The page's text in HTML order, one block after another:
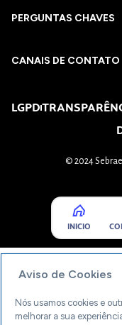
PERGUNTAS CHAVES​
CANAIS DE CONTATO
LGPD
© 2024
INICIO
Aviso de Cookies
Nós usamos cookies e
melhorar a sua